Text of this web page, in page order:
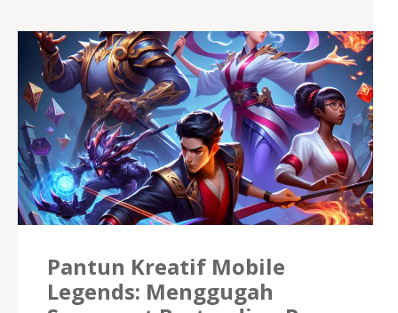
Pantun Kreatif Mobile
Legends: Menggugah